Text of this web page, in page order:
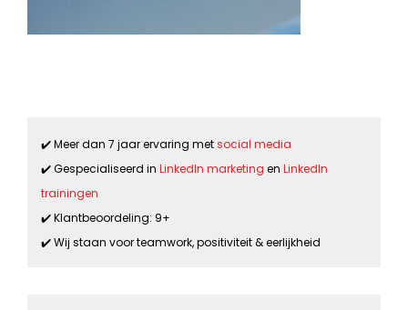
✔️ Meer dan 7 jaar ervaring metsocial media
✔️ Gespecialiseerd in LinkedIn marketing en LinkedIn
trainingen
✔️ Klantbeoordeling: 9+
✔️ Wij staan voor teamwork, positiviteit & eerlijkheid